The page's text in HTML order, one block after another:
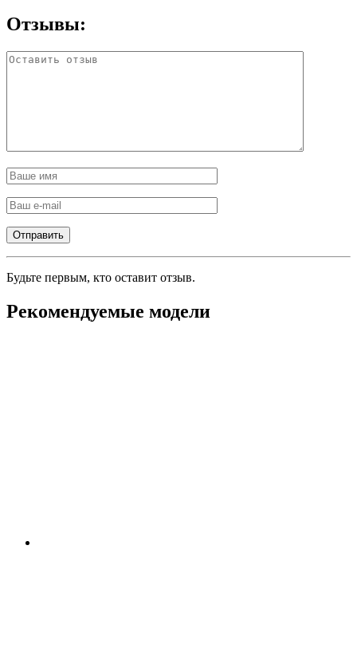
Отзывы:
Будьте первым, кто оставит отзыв.
Рекомендуемые модели